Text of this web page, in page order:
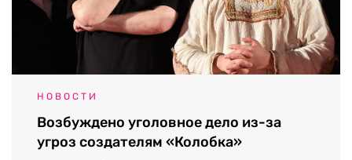
НОВОСТИ
Возбуждено уголовное дело из-за
угроз создателям «Колобка»